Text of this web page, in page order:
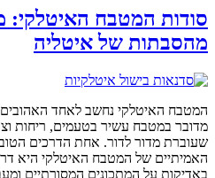
סודות המטבח האיטלקי:
מהסבתות של איטליה
המטבח האיטלקי נחשב לאחד האהובים
מדובר במטבח עשיר בטעמים, ריחות
שעוברת מדור לדור. אחת הדרכים
האמיתיים של המטבח האיטלקי היא
באדיקות על המתכונים המסורתיים